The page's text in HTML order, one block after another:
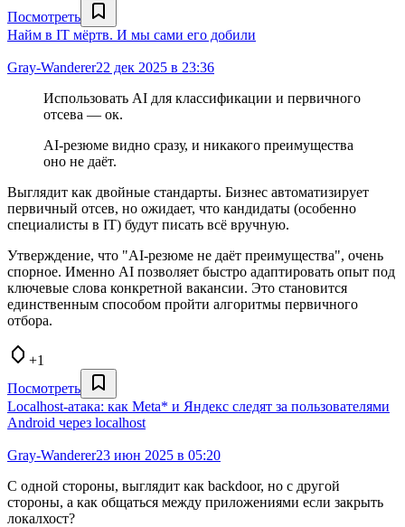
Посмотреть
Найм в IT мёртв. И мы сами его добили
Gray-Wanderer22 дек 2025 в 23:36
Использовать AI для классификации и первичного
отсева — ок.
AI-резюме видно сразу, и никакого преимущества
оно не даёт.
Выглядит как двойные стандарты. Бизнес автоматизирует
первичный отсев, но ожидает, что кандидаты (особенно
специалисты в IT) будут писать всё вручную.
Утверждение, что "AI-резюме не даёт преимущества", очень
спорное. Именно AI позволяет быстро адаптировать опыт под
ключевые слова конкретной вакансии. Это становится
единственным способом пройти алгоритмы первичного
отбора.
+1
Посмотреть
Localhost-атака: как Meta* и Яндекс следят за пользователями
Android через localhost
Gray-Wanderer23 июн 2025 в 05:20
С одной стороны, выглядит как backdoor, но с другой
стороны, а как общаться между приложениями если закрыть
локалхост?